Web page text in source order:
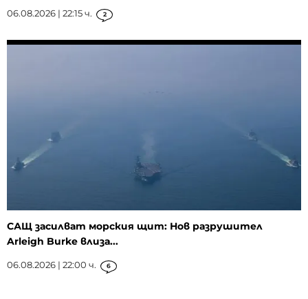
06.08.2026 | 22:15 ч. 2
САЩ засилват морския щит: Нов разрушител
Arleigh Burke влиза...
06.08.2026 | 22:00 ч. 6